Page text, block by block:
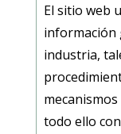
El sitio web
información
industria,
todo ello